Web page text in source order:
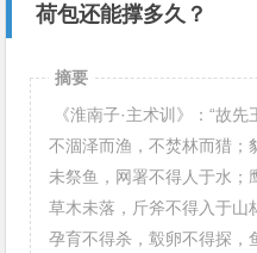
荷包还能撑多久？
摘要
《淮南子·主术训》：“故
不涸泽而渔，不焚林而猎；
未祭鱼，网署不得人于水；
草木未落，斤斧不得入于山
孕育不得杀，鷇卵不得探，